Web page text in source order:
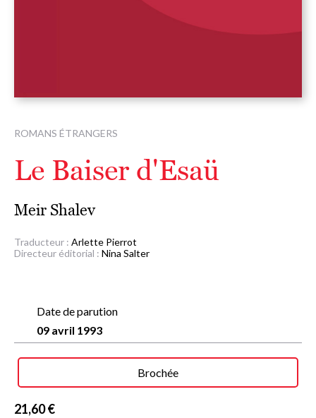
ROMANS ÉTRANGERS
Le Baiser d'Esaü
Meir Shalev
Traducteur : Arlette Pierrot
Directeur éditorial : Nina Salter
Date de parution
09 avril 1993
Brochée
21,60 €